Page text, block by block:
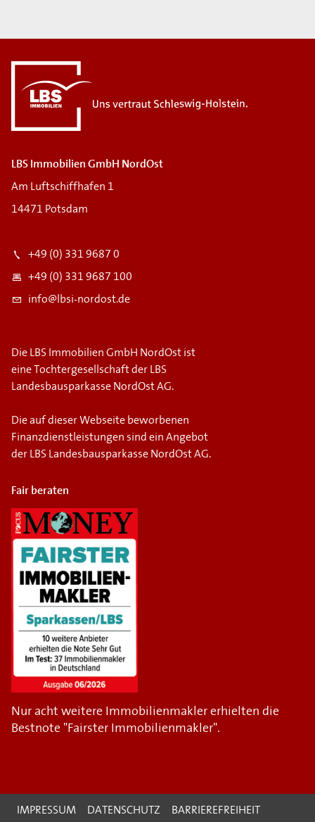
LBS Immobilien GmbH NordOst
Am Luftschiffhafen 1
14471 Potsdam
+49 (0) 331 9687 0
+49 (0) 331 9687 100
info@lbsi-nordost.de
Die LBS Immobilien GmbH NordOst ist
eine Tochtergesellschaft der LBS
Landesbausparkasse NordOst AG.
Die auf dieser Webseite beworbenen
Finanzdienstleistungen sind ein Angebot
der LBS Landesbausparkasse NordOst AG.
Fair beraten
Nur acht weitere Immobilienmakler erhielten die
Bestnote "Fairster Immobilienmakler".
IMPRESSUM DATENSCHUTZ BARRIEREFREIHEIT